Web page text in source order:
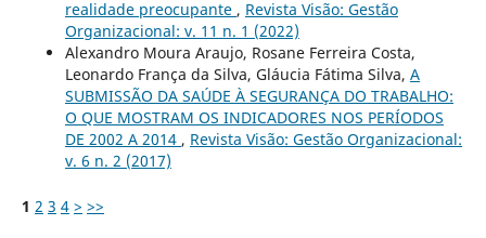
realidade preocupante , Revista Visão: Gestão
Organizacional: v. 11 n. 1 (2022)
Alexandro Moura Araujo, Rosane Ferreira Costa,
Leonardo França da Silva, Gláucia Fátima Silva, A
SUBMISSÃO DA SAÚDE À SEGURANÇA DO TRABALHO:
O QUE MOSTRAM OS INDICADORES NOS PERÍODOS
DE 2002 A 2014 , Revista Visão: Gestão Organizacional:
v. 6 n. 2 (2017)
1 2 3 4 > >>